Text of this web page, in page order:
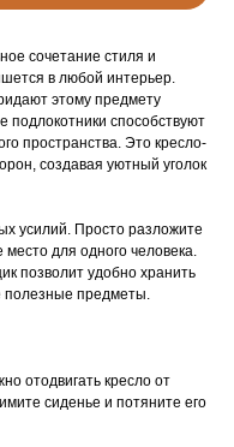
сочетание стиля и
в любой интерьер.
этому предмету
подлокотники способствуют
пространства. Это кресло-
создавая уютный уголок
усилий. Просто разложите
для одного человека.
позволит удобно хранить
полезные предметы.
отодвигать кресло от
сиденье и потяните его